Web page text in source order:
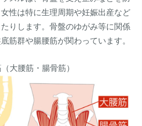
性は特に生理周期や妊娠出産など
りします。骨盤のゆがみ等に関係
筋群や腸腰筋が関わっています。
大腰筋・腸骨筋）